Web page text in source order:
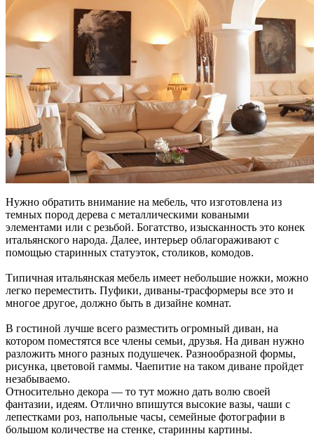
Нужно обратить внимание на мебель, что изготовлена из
темных пород дерева с металлическими коваными
элементами или с резьбой. Богатство, изысканность это конек
итальянского народа. Далее, интерьер облагораживают с
помощью старинных статуэток, столиков, комодов.
Типичная итальянская мебель имеет небольшие ножки, можно
легко переместить. Пуфики, диваны-трасформеры все это и
многое другое, должно быть в дизайне комнат.
В гостиной лучше всего разместить огромный диван, на
котором поместятся все члены семьи, друзья. На диван нужно
разложить много разных подушечек. Разнообразной формы,
рисунка, цветовой гаммы. Чаепитие на таком диване пройдет
незабываемо.
Относительно декора — то тут можно дать волю своей
фантазии, идеям. Отлично впишутся высокие вазы, чаши с
лепестками роз, напольные часы, семейные фотографии в
большом количестве на стенке, старинны картины.